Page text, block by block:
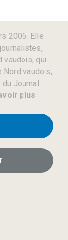
2006. Elle
vaudois, qui
Nord vaudois,
Journal
plus